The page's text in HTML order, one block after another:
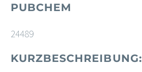
PUBCHEM
24489
KURZBESCHREIBUNG: